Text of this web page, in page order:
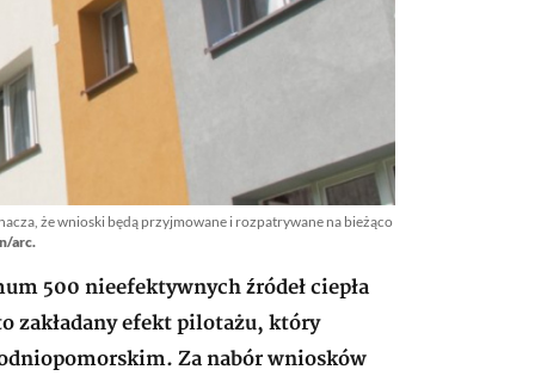
że wnioski będą przyjmowane i rozpatrywane na bieżąco
arc.
500 nieefektywnych źródeł ciepła
zakładany efekt pilotażu, który
Za nabór wniosków